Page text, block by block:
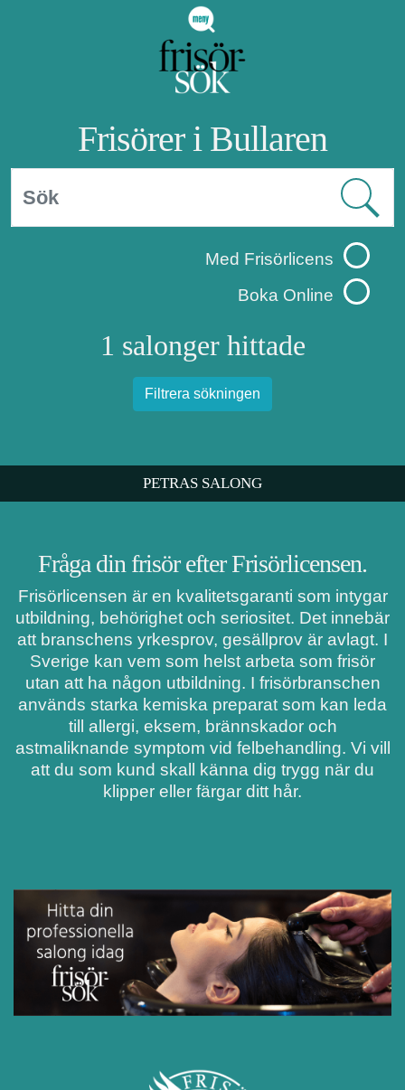
Frisörer i Bullaren
Med Frisörlicens
Boka Online
1 salonger hittade
Filtrera sökningen
PETRAS SALONG
Fråga din frisör efter Frisörlicensen.
Frisörlicensen är en kvalitetsgaranti som intygar
utbildning, behörighet och seriositet. Det innebär
att branschens yrkesprov, gesällprov är avlagt. I
Sverige kan vem som helst arbeta som frisör
utan att ha någon utbildning. I frisörbranschen
används starka kemiska preparat som kan leda
till allergi, eksem, brännskador och
astmaliknande symptom vid felbehandling. Vi vill
att du som kund skall känna dig trygg när du
klipper eller färgar ditt hår.